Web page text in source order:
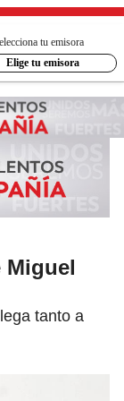
tu emisora
Elige tu emisora
Miguel
tanto a